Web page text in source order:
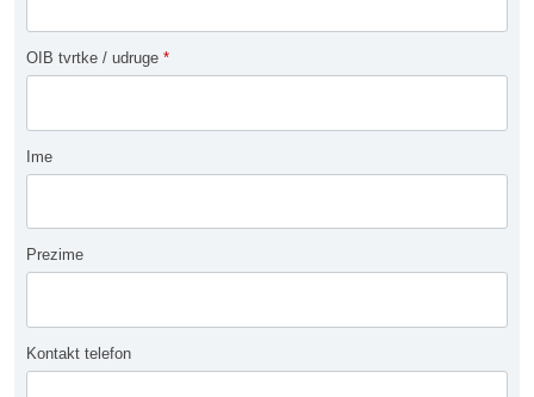
OIB tvrtke / udruge *
Ime
Prezime
Kontakt telefon